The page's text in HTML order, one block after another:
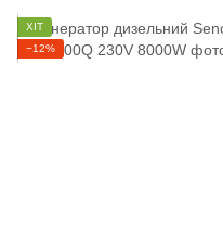
ХІТ
−12%